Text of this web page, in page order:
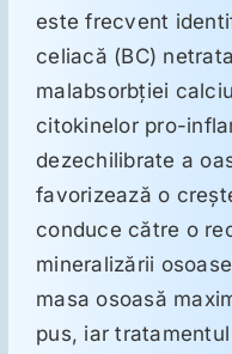
Intoleranţa la gluten
Suplimente
Reumatologie
Ginecologie
Mesajele lui Reichelt
este frecvent
celiacă (BC)
malabsorbţiei
citokinelor pro-
dezechilibrate a
favorizează o
conduce către o
mineralizării
masa osoasă
pus, iar